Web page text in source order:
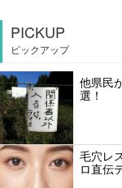
PICKUP
ピックアップ
他県民
選！
毛穴レ
ロ直伝